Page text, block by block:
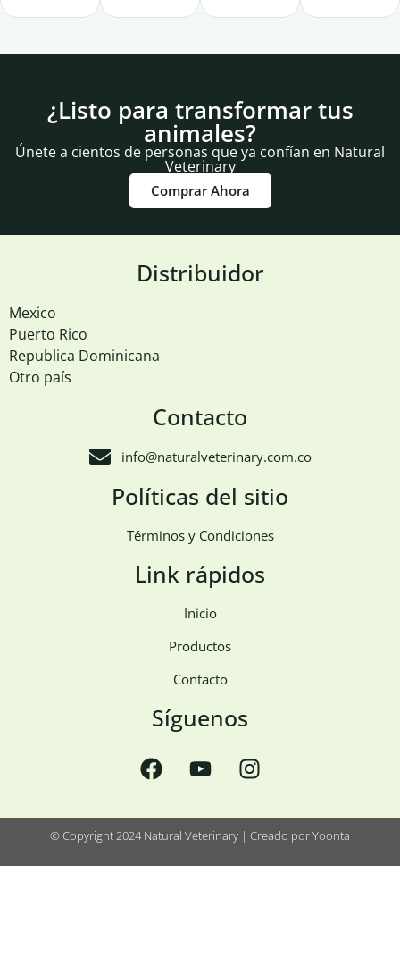
¿Listo para transformar tus
animales?
Únete a cientos de personas que ya confían en Natural
Veterinary
Comprar Ahora
Distribuidor
Mexico
Puerto Rico
Republica Dominicana
Otro país
Contacto
info@naturalveterinary.com.co
Políticas del sitio
Términos y Condiciones
Link rápidos
Inicio
Productos
Contacto
Síguenos
© Copyright 2024 Natural Veterinary | Creado porYoonta